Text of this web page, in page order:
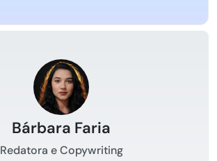
Bárbara Faria
Redatora e Copywriting